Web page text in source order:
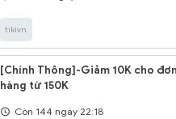
tikivn
[Chính Thông]-Giảm 10K cho đơn
hàng từ 150K
Còn 144 ngày 22:18